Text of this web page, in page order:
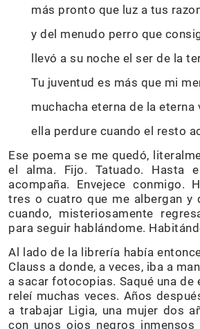
más pronto que luz a tus
y del menudo perro que
llevó a su noche el ser de la
Tu juventud es más que mi
muchacha eterna de la eterna
ella perdure cuando el resto
Ese poema se me quedó,
el alma. Fijo. Tatuado. Hasta
acompaña. Envejece conmigo.
tres o cuatro que me albergan y
cuando, misteriosamente
para seguir hablándome.
Al lado de la librería había
Clauss a donde, a veces, iba a
a sacar fotocopias. Saqué una de
releí muchas veces. Años
a trabajar Ligia, una mujer dos
con unos ojos negros inmensos